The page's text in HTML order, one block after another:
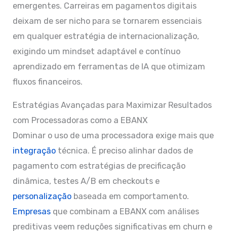
emergentes. Carreiras em pagamentos digitais
deixam de ser nicho para se tornarem essenciais
em qualquer estratégia de internacionalização,
exigindo um mindset adaptável e contínuo
aprendizado em ferramentas de IA que otimizam
fluxos financeiros.
Estratégias Avançadas para Maximizar Resultados
com Processadoras como a EBANX
Dominar o uso de uma processadora exige mais que
integração técnica. É preciso alinhar dados de
pagamento com estratégias de precificação
dinâmica, testes A/B em checkouts e
personalização baseada em comportamento.
Empresas que combinam a EBANX com análises
preditivas veem reduções significativas em churn e